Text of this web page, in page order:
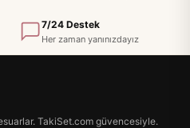
7/24 Destek
Her zaman yanınızdayız
TakiSet.com güvencesiyle.